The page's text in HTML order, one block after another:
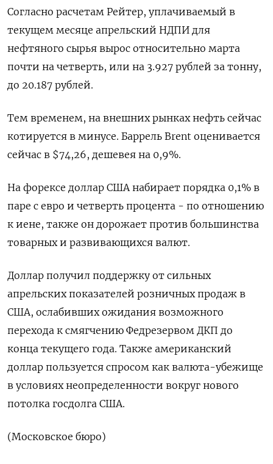
Согласно расчетам Рейтер, уплачиваемый в
текущем месяце апрельский НДПИ для
нефтяного сырья вырос относительно марта
почти на четверть, или на 3.927 рублей за тонну,
до 20.187 рублей.
Тем временем, на внешних рынках нефть сейчас
котируется в минусе. Баррель Brent оценивается
сейчас в $74,26, дешевея на 0,9%.
На форексе доллар США набирает порядка 0,1% в
паре с евро и четверть процента - по отношению
к иене, также он дорожает против большинства
товарных и развивающихся валют.
Доллар получил поддержку от сильных
апрельских показателей розничных продаж в
США, ослабивших ожидания возможного
перехода к смягчению Федрезервом ДКП до
конца текущего года. Также американский
доллар пользуется спросом как валюта-убежище
в условиях неопределенности вокруг нового
потолка госдолга США.
(Московское бюро)